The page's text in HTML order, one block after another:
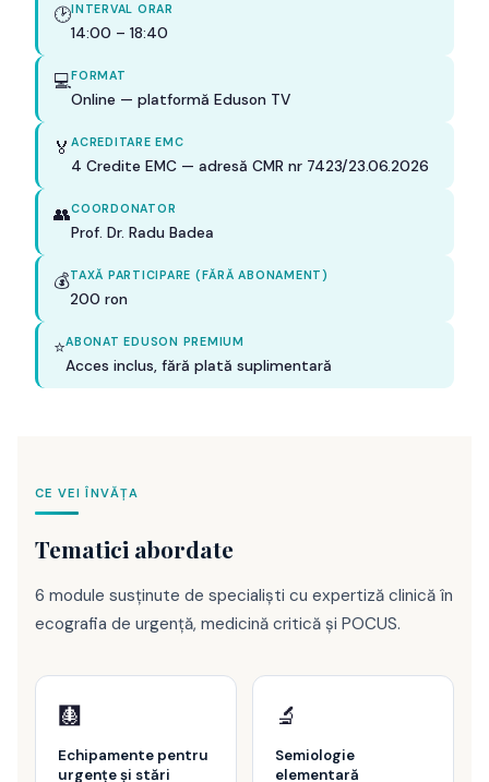
🕑INTERVAL ORAR
14:00 – 18:40
💻FORMAT
Online — platformă Eduson TV
🏅 ACREDITARE EMC
4 Credite EMC — adresă CMR nr 7423/23.06.2026
👥COORDONATOR
Prof. Dr. Radu Badea
💰TAXĂ PARTICIPARE (FĂRĂ ABONAMENT)
200 ron
⭐ABONAT EDUSON PREMIUM
Acces inclus, fără plată suplimentară
CE VEI ÎNVĂȚA
Tematici abordate
6 module susținute de specialiști cu expertiză clinică în
ecografia de urgență, medicină critică și POCUS.
🩻
Echipamente pentru
urgențe și stări
🔬
Semiologie
elementară